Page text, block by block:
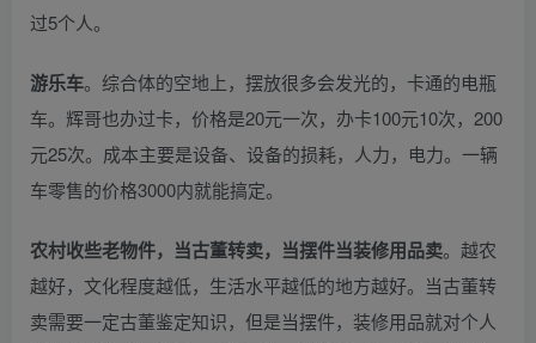
过5个人。
游乐车。综合体的空地上，摆放很多会发光的，卡通的电瓶
车。辉哥也办过卡，价格是20元一次，办卡100元10次，200
元25次。成本主要是设备、设备的损耗，人力，电力。一辆
车零售的价格3000内就能搞定。
农村收些老物件，当古董转卖，当摆件当装修用品卖。越农
越好，文化程度越低，生活水平越低的地方越好。当古董转
卖需要一定古董鉴定知识，但是当摆件，装修用品就对个人